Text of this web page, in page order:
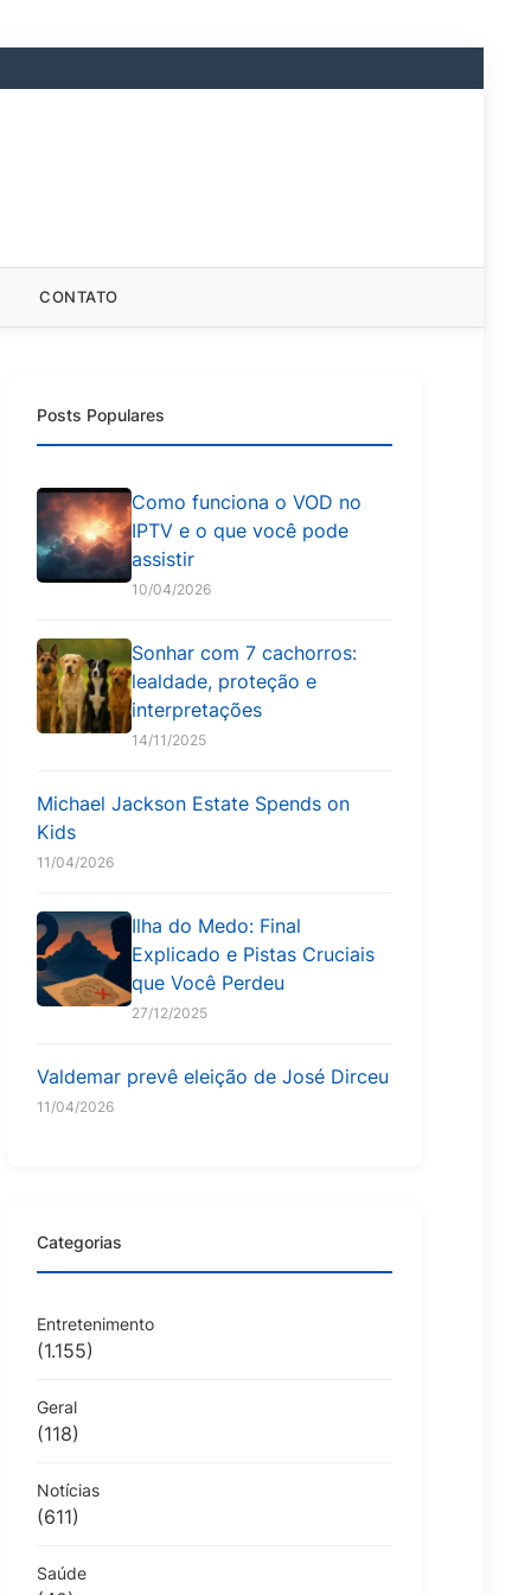
CONTATO
Posts Populares
Como funciona o VOD no
IPTV e o que você pode
assistir
10/04/2026
Sonhar com 7 cachorros:
lealdade, proteção e
interpretações
14/11/2025
Michael Jackson Estate Spends on
Kids
11/04/2026
Ilha do Medo: Final
Explicado e Pistas Cruciais
que Você Perdeu
27/12/2025
Valdemar prevê eleição de José Dirceu
11/04/2026
Categorias
Entretenimento
(1.155)
Geral
(118)
Notícias
(611)
Saúde